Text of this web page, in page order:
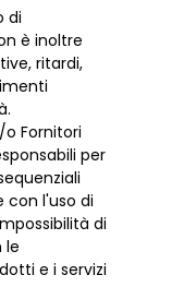
di
è inoltre
ritardi,
Fornitori
per
con l'uso di
di
le
e i servizi